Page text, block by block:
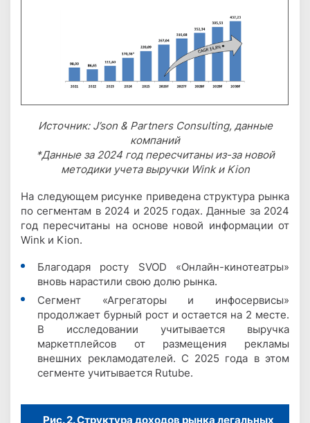
Источник: J’son & Partners Consulting, данные
компаний
*Данные за 2024 год пересчитаны из-за новой
методики учета выручки Wink и Kion
На следующем рисунке приведена структура рынка
по сегментам в 2024 и 2025 годах. Данные за 2024
год пересчитаны на основе новой информации от
Wink и Kion.
Благодаря росту SVOD «Онлайн-кинотеатры»
вновь нарастили свою долю рынка.
Сегмент «Агрегаторы и инфосервисы»
продолжает бурный рост и остается на 2 месте.
В исследовании учитывается выручка
маркетплейсов от размещения рекламы
внешних рекламодателей. С 2025 года в этом
сегменте учитывается Rutube.
Рис. 2. Структура доходов рынка легальных